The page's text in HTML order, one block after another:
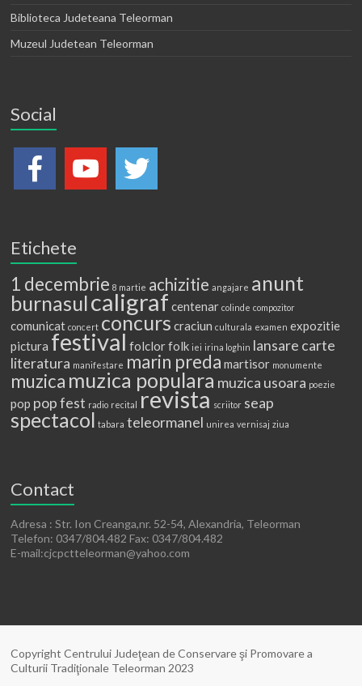
Biblioteca Judeteana Teleorman
Muzeul Judetean Teleorman
Social
Etichete
1 decembrie 8 martie achizitie angajare anunt
burnasulcaligraf centenar colinde compozitor
comunicat concert concurs craciun culturala examen expozitie
pictura festival folclorfolk iei irina loghin lansare carte
literatura manifestare marin preda martisor monumente
muzica muzica populara muzica usoara poezie
pop pop fest radio recital revista scriitor seap
spectacol tabara teleormanel unirea vernisaj ziua
Contact
Adresa : Str. Ion Creanga,nr. 52-54, Alexandria, Teleorman
Telefon: 0347/804.482 Fax: 0347/804.482
E-mail:cjcpctteleorman@yahoo.com
Copyright Centrului Judeţean de Conservare şi Promovare a
Culturii Tradiţionale Teleorman 2023